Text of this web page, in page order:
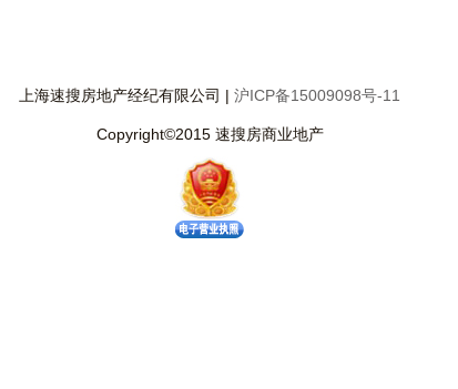
上海速搜房地产经纪有限公司 | 沪ICP备15009098号-11
Copyright©2015 速搜房商业地产